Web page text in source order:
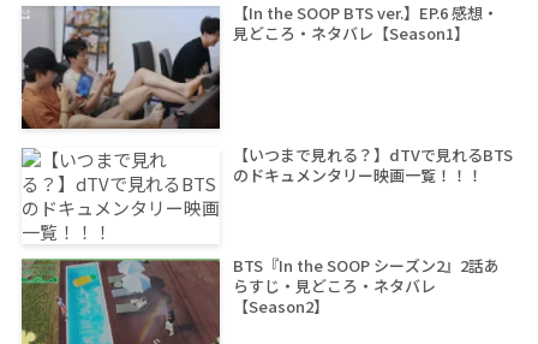
【In the SOOP BTS ver.】EP.6 感想・
見どころ・ネタバレ【Season1】
【いつまで見れる？】dTVで見れるBTS
のドキュメンタリー映画一覧！！！
BTS『In the SOOP シーズン2』2話あ
らすじ・見どころ・ネタバレ
【Season2】